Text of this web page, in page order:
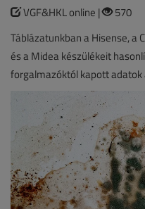
VGF&HKL online |
570
Táblázatunkban a Hisense, a
és a Midea készülékeit
forgalmazóktól kapott adatok